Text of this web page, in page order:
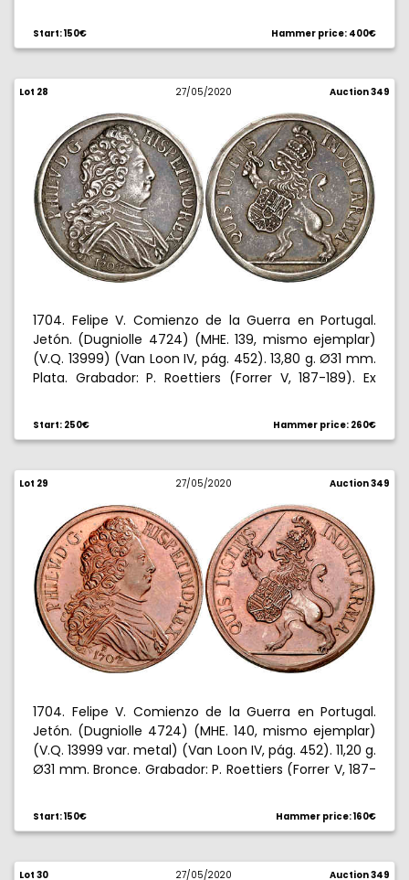
Start: 150€ Hammer price: 400€
Lot 28 27/05/2020 Auction 349
1704. Felipe V. Comienzo de la Guerra en Portugal.
Jetón. (Dugniolle 4724) (MHE. 139, mismo ejemplar)
(V.Q. 13999) (Van Loon IV, pág. 452). 13,80 g. Ø31 mm.
Plata. Grabador: P. Roettiers (Forrer V, 187-189). Ex
Start: 250€ Hammer price: 260€
Lot 29 27/05/2020 Auction 349
1704. Felipe V. Comienzo de la Guerra en Portugal.
Jetón. (Dugniolle 4724) (MHE. 140, mismo ejemplar)
(V.Q. 13999 var. metal) (Van Loon IV, pág. 452). 11,20 g.
Ø31 mm. Bronce. Grabador: P. Roettiers (Forrer V, 187-
Start: 150€ Hammer price: 160€
Lot 30 27/05/2020 Auction 349